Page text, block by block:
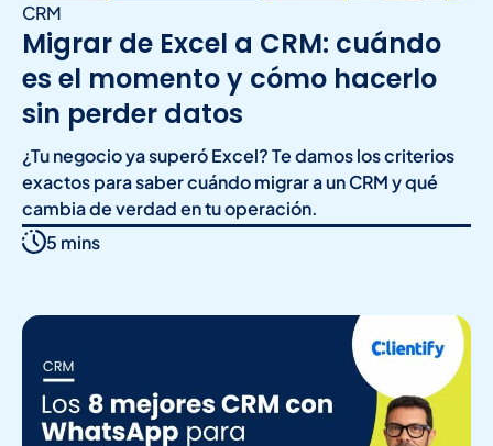
CRM
Migrar de Excel a CRM: cuándo
es el momento y cómo hacerlo
sin perder datos
¿Tu negocio ya superó Excel? Te damos los criterios
exactos para saber cuándo migrar a un CRM y qué
cambia de verdad en tu operación.
5 mins